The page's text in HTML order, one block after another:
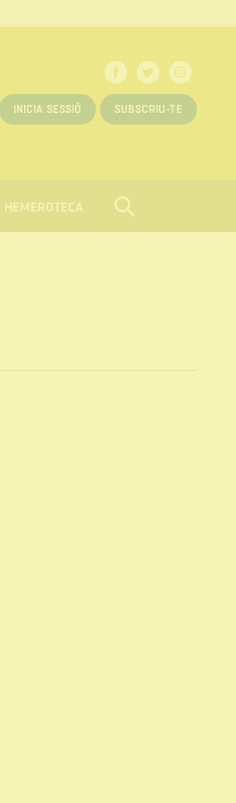
INICIA SESSIÓ SUBSCRIU-TE
HEMEROTECA CERCAR